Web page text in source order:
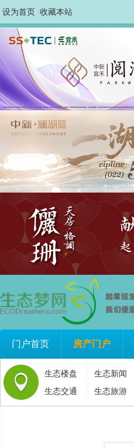
设为首页 收藏本站
门户首页 房产门户
生态楼盘 生态新闻
生态交通
生态旅游